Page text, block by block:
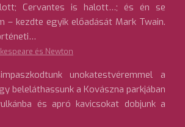
Cervantes is halott…; és én se
– kezdte egyik előadását Mark Twain.
és Newton
unokatestvéremmel a
beleláthassunk a Kovászna parkjában
és apró kavicsokat dobjunk a